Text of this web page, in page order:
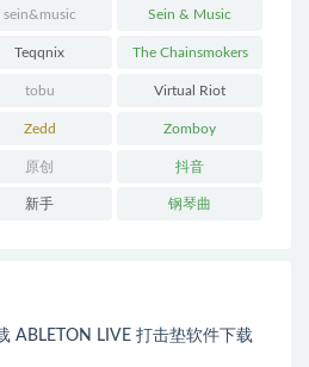
sein&music Sein & Music
Teqqnix The Chainsmokers
tobu Virtual Riot
Zedd Zomboy
原创 抖音
新手 钢琴曲
ABLETON LIVE 打击垫软件下载